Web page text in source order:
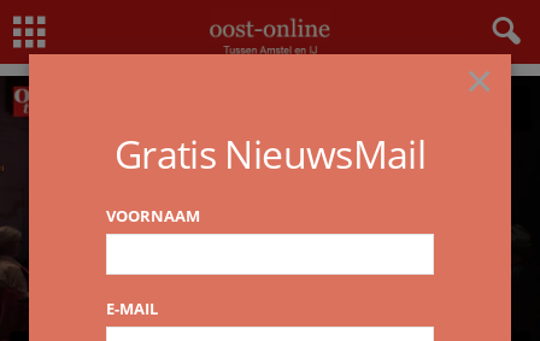
Home Talkshow ging weer Dwars door Oost in Jungle
×
Gratis NieuwsMail
VOORNAAM
E-MAIL